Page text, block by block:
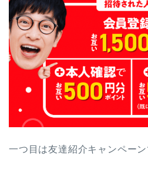
一つ目は友達紹介キャンペーン